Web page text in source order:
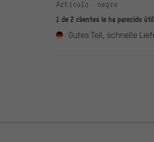
Artículo : negro
1 de 2 clientes le ha parecido
Gutes Teil, schnelle